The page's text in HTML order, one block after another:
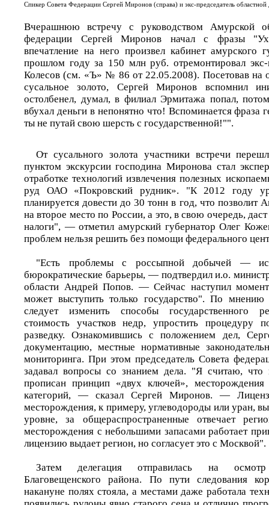
Спикер Совета Федерации Сергей Миронов (справа) и экс-председатель
Вчерашнюю встречу с руководством Амурской
федерации Сергей Миронов начал с фразы
впечатление на него произвел кабинет амурского
прошлом году за 150 млн руб. отремонтировал экс-
Колесов (см. «Ъ» № 86 от 22.05.2008). Посетовав на
сусальное золото, Сергей Миронов вспомнил
остолбенел, думал, в филиал Эрмитажа попал,
вбухал деньги в непонятно что! Вспоминается фраза
ты не путай свою шерсть с государственной!"".
От сусального золота участники встречи
пунктом экскурсии господина Миронова стал
отработке технологий извлечения полезных
руд ОАО «Покровский рудник». "К 2012 году
планируется довести до 30 тонн в год, что позволит
на второе место по России, а это, в свою очередь,
налоги", — отметил амурский губернатор Олег
проблем нельзя решить без помощи федерального
"Есть проблемы с россыпной добычей —
бюрократические барьеры, — подтвердил и.о.
области Андрей Попов. — Сейчас наступил
может выступить только государство". По мнению
следует изменить способы государственного
стоимость участков недр, упростить процедуру
разведку. Ознакомившись с положением дел,
документацию, местные нормативные
мониторинга. При этом председатель Совета
задавал вопросы со знанием дела. "Я считаю, что
прописан принцип «двух ключей», месторождения
категорий, — сказал Сергей Миронов. —
месторождения, к примеру, углеводороды или уран,
уровне, за общераспространенные отвечает
месторождения с небольшими запасами работает
лицензию выдает регион, но согласует это с Москвой".
Затем делегация отправилась на осмотр
Благовещенского района. По пути следования
накануне полях стояла, а местами даже работала